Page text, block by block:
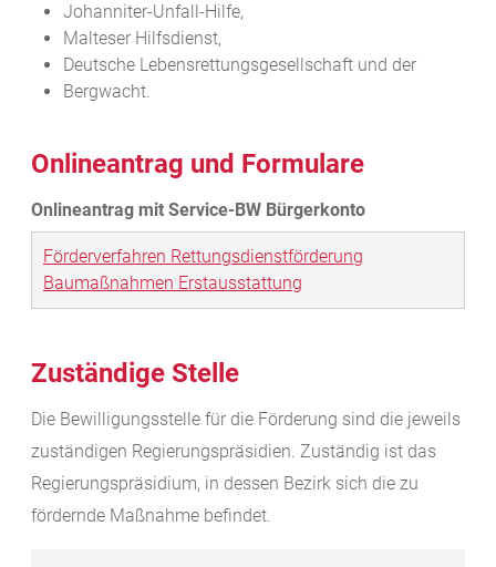
Johanniter-Unfall-Hilfe,
Malteser Hilfsdienst,
Deutsche Lebensrettungsgesellschaft und der
Bergwacht.
Onlineantrag und Formulare
Förderverfahren Rettungsdienstförderung
Baumaßnahmen Erstausstattung
Zuständige Stelle
Die Bewilligungsstelle für die Förderung sind die jeweils
zuständigen Regierungspräsidien. Zuständig ist das
Regierungspräsidium, in dessen Bezirk sich die zu
fördernde Maßnahme befindet.